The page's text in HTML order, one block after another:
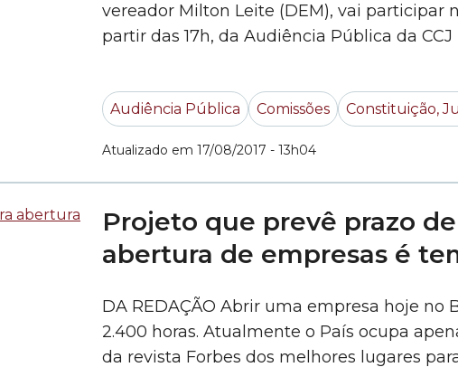
vereador Milton Leite (DEM), vai participar
partir das 17h, da Audiência Pública da
promovidas no Projeto de Lei (PL) 300/
esse Projeto de Lei... »
Audiência Pública Comissões Constituição,
Atualizado em 17/08/2017 - 13h04
Projeto que prevê prazo
abertura de empresas é
DA REDAÇÃO Abrir uma empresa hoje no
2.400 horas. Atualmente o País ocupa
da revista Forbes dos melhores lugares